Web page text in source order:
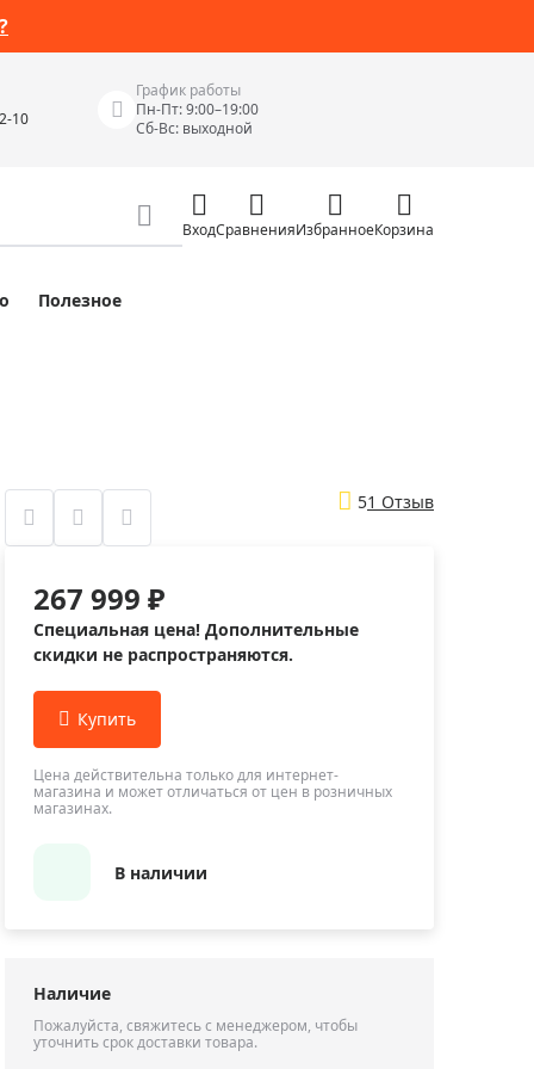
10
График работы
Пн-Пт: 9:00–19:00
Сб-Вс: выходной
Измерительные инструменты
Приборы неразрушающего контроля
Приборы теплового контроля
Детекторы проводки
Влагомеры (датчики влажности)
Лазерные дальномеры
Измерители параметров окружающей
среды
Термометры кулинарные (термощупы)
Видеоэндоскопы
Теодолиты
Прочее
ВходСравненияИзбранноеКорзина
Полезное
51 Отзыв
267 999 ₽
Специальная цена! Дополнительные
скидки не распространяются.
Цена действительна только для интернет-
магазина и может отличаться от цен в розничных
магазинах.
В наличии
Наличие
Пожалуйста, свяжитесь с менеджером, чтобы
уточнить срок доставки товара.